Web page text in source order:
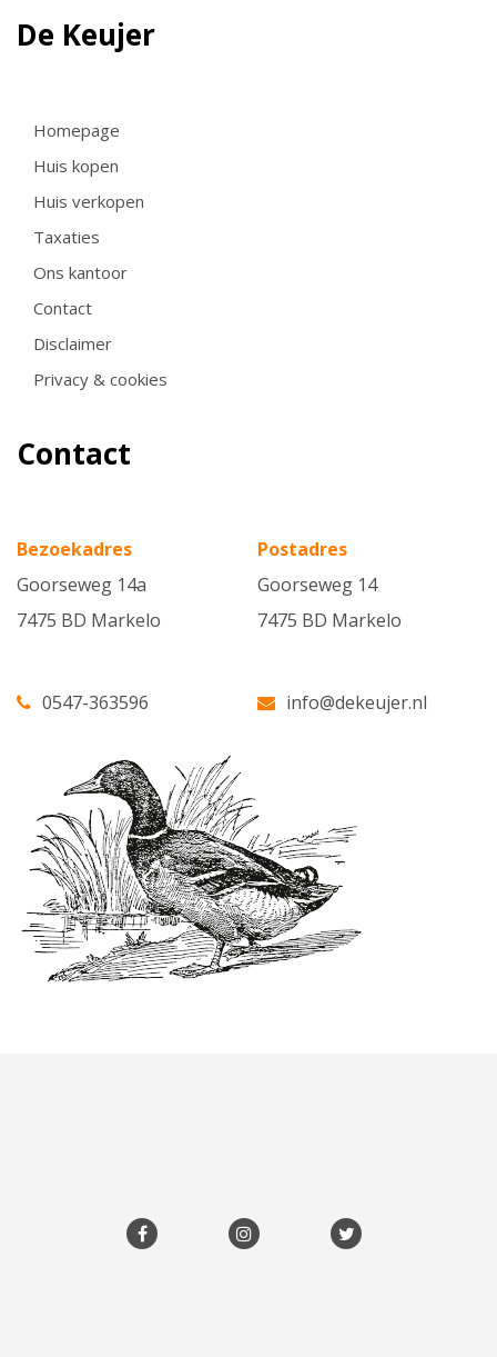
De Keujer
Homepage
Huis kopen
Huis verkopen
Taxaties
Ons kantoor
Contact
Disclaimer
Privacy & cookies
Contact
Bezoekadres
Goorseweg 14a
7475 BD Markelo
0547-363596
Postadres
Goorseweg 14
7475 BD Markelo
info@dekeujer.nl